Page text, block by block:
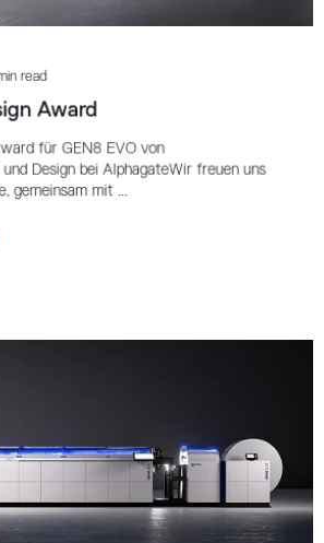
read
Award
für GEN8 EVO von
Design bei AlphagateWir freuen uns
gemeinsam mit ...